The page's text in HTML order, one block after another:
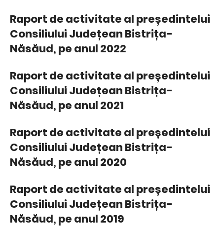
Raport de activitate al președintelui
Consiliului Județean Bistrița-
Năsăud, pe anul 2022
Raport de activitate al președintelui
Consiliului Județean Bistrița-
Năsăud, pe anul 2021
Raport de activitate al președintelui
Consiliului Județean Bistrița-
Năsăud, pe anul 2020
Raport de activitate al președintelui
Consiliului Județean Bistrița-
Năsăud, pe anul 2019